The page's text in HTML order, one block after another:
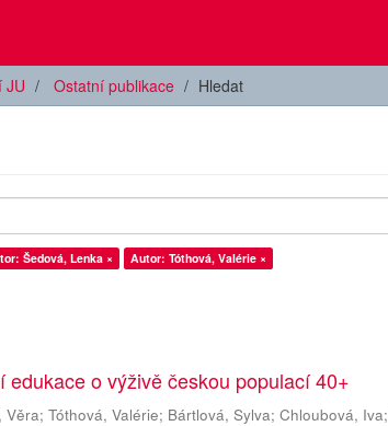
JU Ostatní publikace Hledat
Šedová, Lenka × Autor: Tóthová, Valérie ×
edukace o výživě českou populací 40+
Věra;Tóthová, Valérie; Bártlová, Sylva;Chloubová, Iva;